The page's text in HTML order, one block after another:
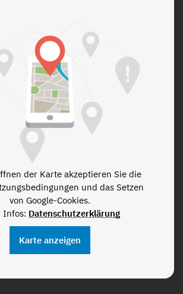
der Karte akzeptieren Sie die
und das Setzen
von Google-Cookies.
Infos: Datenschutzerklärung
Karte anzeigen